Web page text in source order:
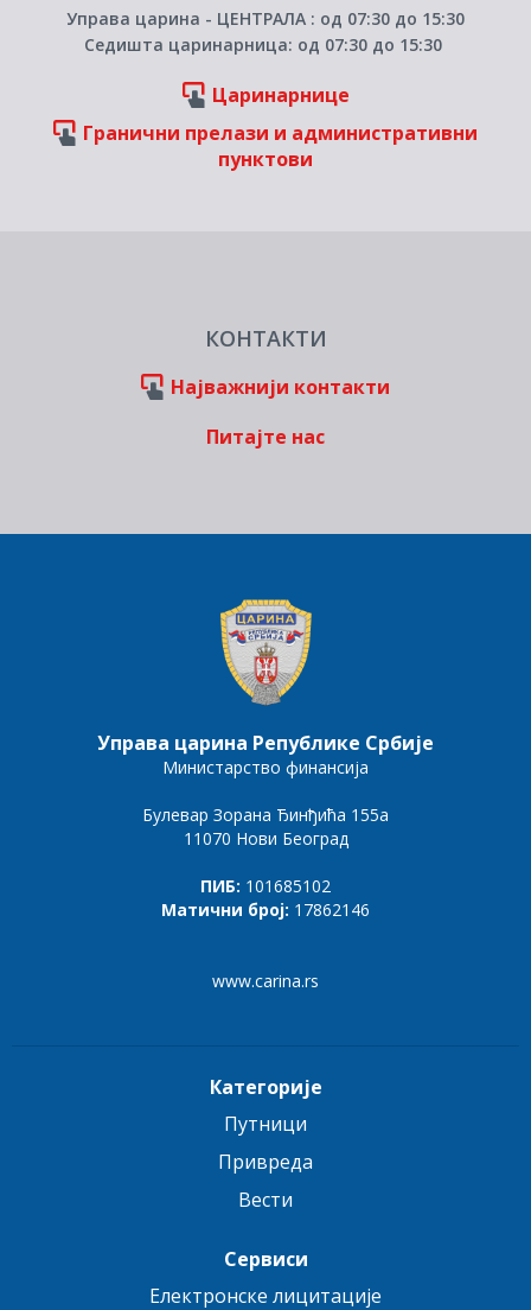
Управа царина - ЦЕНТРАЛА : од 07:30 до 15:30
Седишта царинарница: од 07:30 до 15:30
Царинарнице
Гранични прелази и административни
пунктови
КОНТАКТИ
Најважнији контакти
Питајте нас
Управа царина Републике Србије
Министарство финансија
Булевар Зорана Ђинђића 155а
11070 Нови Београд
ПИБ: 101685102
Матични број: 17862146
www.carina.rs
Категорије
Путници
Привреда
Вести
Сервиси
Електронске лицитације